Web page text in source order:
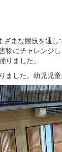
まな競技を通
にチャレンジ
ました。
した。幼児児